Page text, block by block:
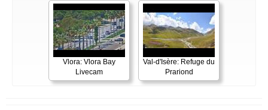
Vlora: Vlora Bay
Livecam
Val-d'Isère: Refuge du
Prariond